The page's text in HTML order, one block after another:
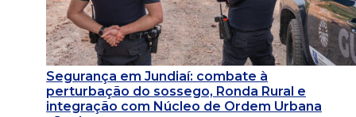
Segurança em Jundiaí: combate à
perturbação do sossego, Ronda Rural e
integração com Núcleo de Ordem Urbana